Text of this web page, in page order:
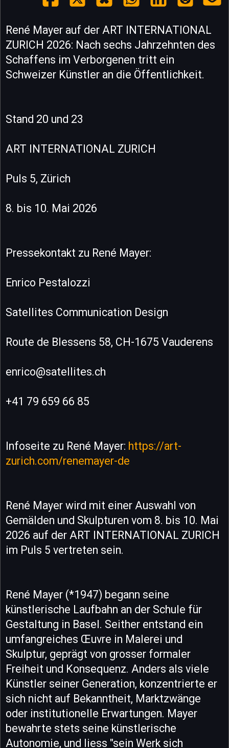
René Mayer auf der ART INTERNATIONAL
ZURICH 2026: Nach sechs Jahrzehnten des
Schaffens im Verborgenen tritt ein
Schweizer Künstler an die Öffentlichkeit.
Stand 20 und 23
ART INTERNATIONAL ZURICH
Puls 5, Zürich
8. bis 10. Mai 2026
Pressekontakt zu René Mayer:
Enrico Pestalozzi
Satellites Communication Design
Route de Blessens 58, CH-1675 Vauderens
enrico@satellites.ch
+41 79 659 66 85
Infoseite zu René Mayer: https://art-
zurich.com/renemayer-de
René Mayer wird mit einer Auswahl von
Gemälden und Skulpturen vom 8. bis 10. Mai
2026 auf der ART INTERNATIONAL ZURICH
im Puls 5 vertreten sein.
René Mayer (*1947) begann seine
künstlerische Laufbahn an der Schule für
Gestaltung in Basel. Seither entstand ein
umfangreiches Œuvre in Malerei und
Skulptur, geprägt von grosser formaler
Freiheit und Konsequenz. Anders als viele
Künstler seiner Generation, konzentrierte er
sich nicht auf Bekanntheit, Marktzwänge
oder institutionelle Erwartungen. Mayer
bewahrte stets seine künstlerische
Autonomie, und liess "sein Werk sich